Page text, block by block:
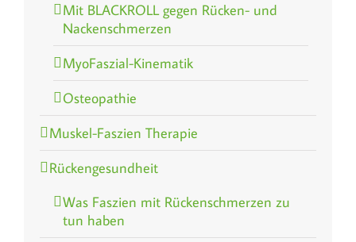
Mit BLACKROLL gegen Rücken- und
Nackenschmerzen
MyoFaszial-Kinematik
Osteopathie
Muskel-Faszien Therapie
Rückengesundheit
Was Faszien mit Rückenschmerzen zu
tun haben